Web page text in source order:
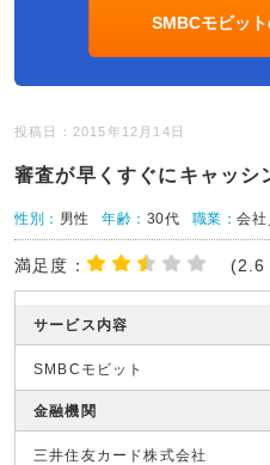
SMBCモビッ
投稿日：2015年12月14日
審査が早くすぐにキャッシ
性別： 男性 年齢： 30代 職業：会社
満足度： (2.6
サービス内容
SMBCモビット
金融機関
三井住友カード株式会社